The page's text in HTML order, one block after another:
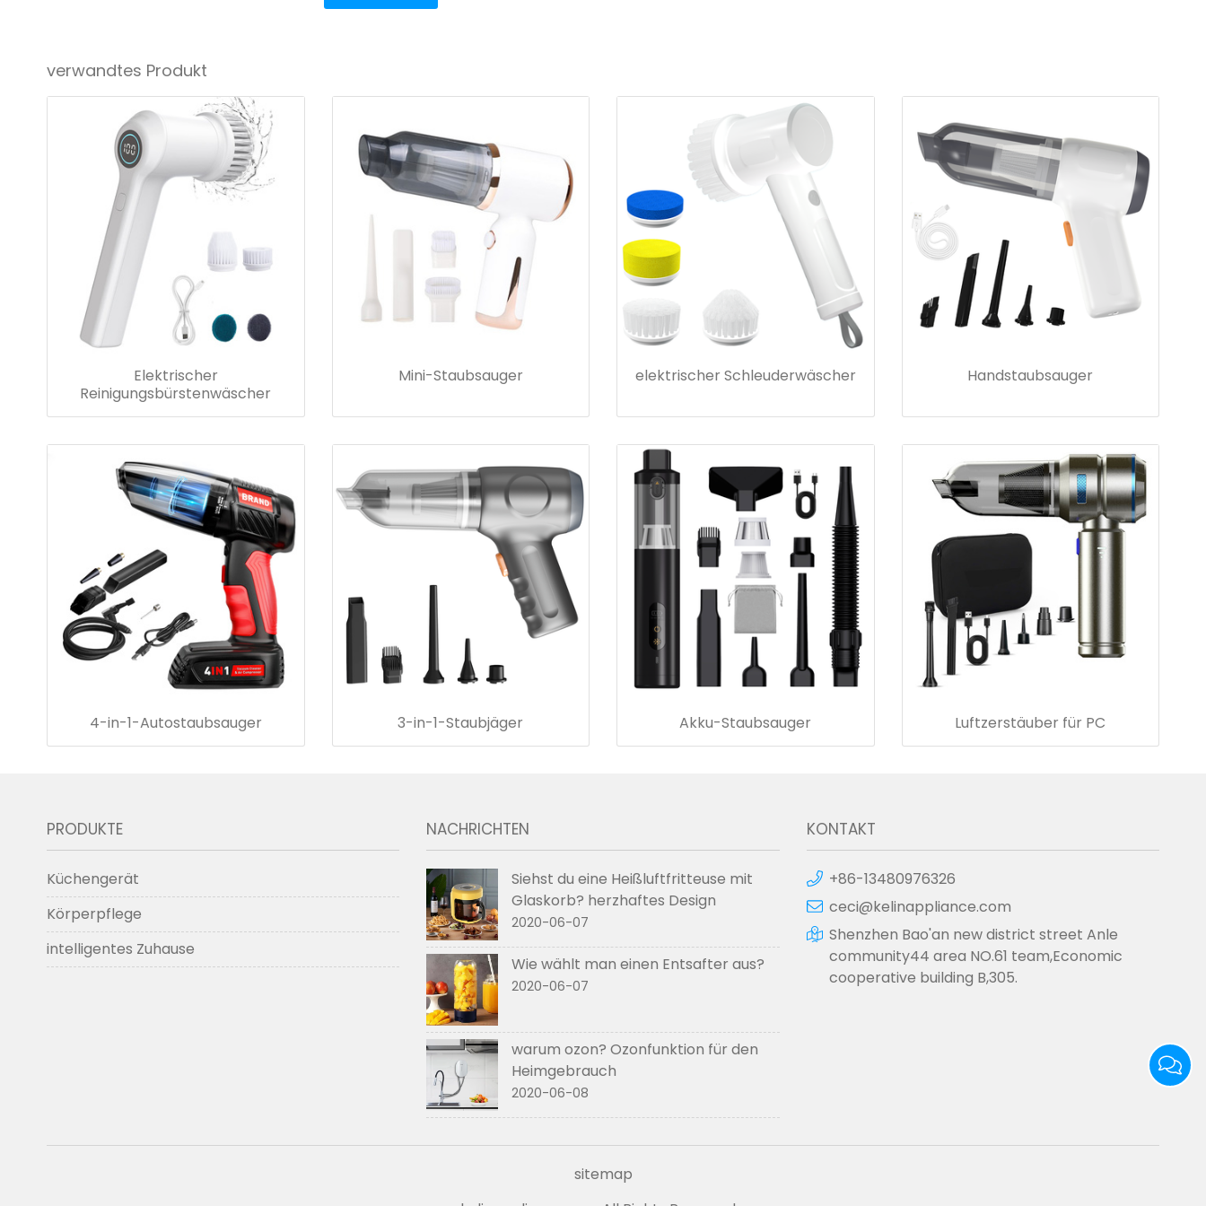
verwandtes Produkt
Elektrischer
Reinigungsbürstenwäscher
Mini-Staubsauger elektrischer Schleuderwäscher Handstaubsauger
4-in-1-Autostaubsauger 3-in-1-Staubjäger Akku-Staubsauger Luftzerstäuber für PC
PRODUKTE
Küchengerät
Körperpflege
intelligentes Zuhause
NACHRICHTEN
Siehst du eine Heißluftfritteuse mit
Glaskorb? herzhaftes Design
2020-06-07
Wie wählt man einen Entsafter aus?
2020-06-07
warum ozon? Ozonfunktion für den
Heimgebrauch
2020-06-08
KONTAKT
+86-13480976326
ceci@kelinappliance.com
Shenzhen Bao'an new district street Anle
community44 area NO.61 team,Economic
cooperative building B,305.
sitemap